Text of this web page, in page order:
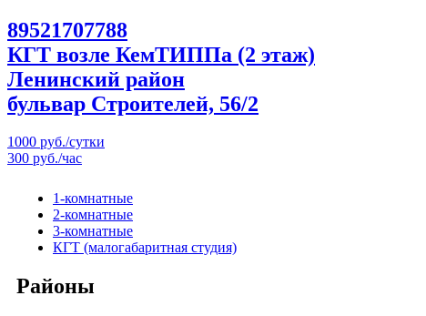
89521707788
КГТ возле КемТИППа (2 этаж)
Ленинский район
бульвар Строителей, 56/2
1000 руб./сутки
300 руб./час
1-комнатные
2-комнатные
3-комнатные
КГТ (малогабаритная студия)
Районы